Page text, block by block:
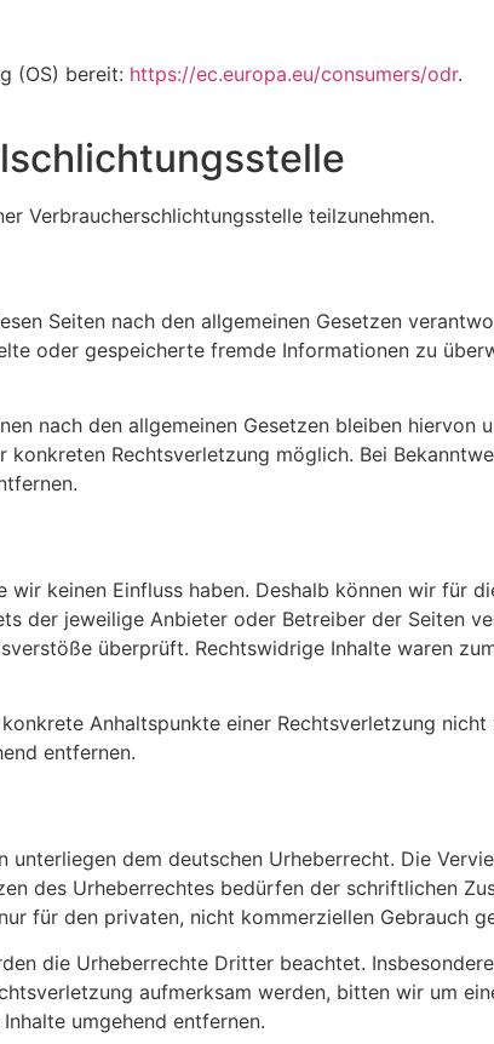
(OS) bereit: https://ec.europa.eu/consumers/odr.
Verbraucherschlichtungsstelle teilzunehmen.
Seiten nach den allgemeinen Gesetzen
oder gespeicherte fremde Informationen zu
nach den allgemeinen Gesetzen bleiben hiervon
Rechtsverletzung möglich. Bei
keinen Einfluss haben. Deshalb können wir für
der jeweilige Anbieter oder Betreiber der Seiten
überprüft. Rechtswidrige Inhalte waren
Anhaltspunkte einer Rechtsverletzung nicht
entfernen.
dem deutschen Urheberrecht. Die
des Urheberrechtes bedürfen der schriftlichen
für den privaten, nicht kommerziellen Gebrauch
die Urheberrechte Dritter beachtet.
aufmerksam werden, bitten wir um
umgehend entfernen.